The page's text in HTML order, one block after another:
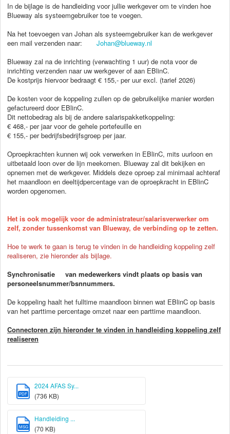
In de bijlage is de handleiding voor jullie werkgever om te vinden hoe
Blueway als systeemgebruiker toe te voegen.
Na het toevoegen van Johan als systeemgebruiker kan de werkgever
een mail verzenden naar: Johan@blueway.nl
Blueway zal na de inrichting (verwachting 1 uur) de nota voor de
inrichting verzenden naar uw werkgever of aan EBlinC.
De kostprijs hiervoor bedraagt € 155,- per uur excl. (tarief 2026)
De kosten voor de koppeling zullen op de gebruikelijke manier worden
gefactureerd door EBlinC.
Dit nettobedrag als bij de andere salarispakketkoppeling:
€ 468,- per jaar voor de gehele portefeuille en
€ 155,- per bedrijfsbedrijfsgroep per jaar.
Oproepkrachten kunnen wij ook verwerken in EBlinC, mits uurloon en
uitbetaald loon over de lijn meekomen. Blueway zal dit bekijken en
opnemen met de werkgever. Middels deze oproep zal minimaal achteraf
het maandloon en deeltijdpercentage van de oproepkracht in EBlinC
worden opgenomen.
Het is ook mogelijk voor de administrateur/salarisverwerker om
zelf, zonder tussenkomst van Blueway, de verbinding op te zetten.
Hoe te werk te gaan is terug te vinden in de handleiding koppeling zelf
realiseren, zie hieronder als bijlage.
Synchronisatie van medewerkers vindt plaats op basis van
personeelsnummer/bsnnummers.
De koppeling haalt het fulltime maandloon binnen wat EBlinC op basis
van het parttime percentage omzet naar een parttime maandloon.
Connectoren zijn hieronder te vinden in handleiding koppeling zelf
realiseren
PDF
2024 AFAS Sy...
(736 KB)
MSG
Handleiding ...
(70 KB)